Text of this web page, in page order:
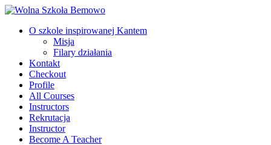
Wolna Szkoła Bemowo
Alternatywna szkoła demokratyczna w duchu kantowskim
O szkole inspirowanej Kantem
Misja
Filary działania
Kontakt
Checkout
Profile
All Courses
Instructors
Rekrutacja
Instructor
Become A Teacher